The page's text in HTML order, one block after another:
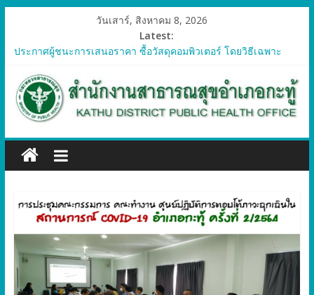
วันเสาร์, สิงหาคม 8, 2026
Latest:
ประกาศผู้ชนะการเสนอราคา ซื้อวัสดุคอมพิวเตอร์ โดยวิธีเฉพาะ
ประกาศผู้ชนะการเสนอราคา จัดซื้อวัสดุทางการแพทย์สำหรับ
โครงการป้องกันควบคุมโรคติดต่อและภัยสุขภาพในแรงงานต่างด้าว
อำเภอกะทู้ ปี 2569
เจาะจง
ประกาศผู้ชนะการเสนอรา ซื้อวัสดุงานบ้านงานครัว โดยวิธีเฉพาะ
เจาะจง
เจาะจง